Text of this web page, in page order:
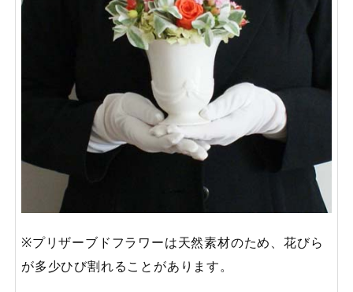
※プリザーブドフラワーは天然素材のため、花びら
が多少ひび割れることがあります。